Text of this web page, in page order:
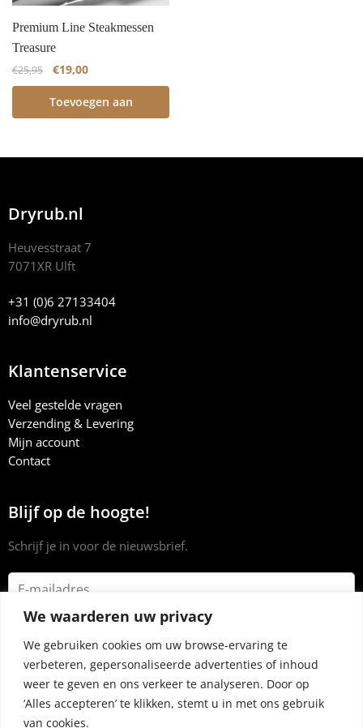
We waarderen uw privacy
We gebruiken cookies om uw browse-ervaring te
verbeteren, gepersonaliseerde advertenties of inhoud
weer te geven en ons verkeer te analyseren. Door op
‘Alles accepteren’ te klikken, stemt u in met ons gebruik
van cookies.
Premium Line Steakmessen
Treasure
€25,95 €19,00
Toevoegen aan
Dryrub.nl
Heuvesstraat 7
7071XR Ulft
+31 (0)6 27133404
info@dryrub.nl
Klantenservice
Veel gestelde vragen
Verzending & Levering
Mijn account
Contact
Blijf op de hoogte!
Schrijf je in voor de nieuwsbrief.